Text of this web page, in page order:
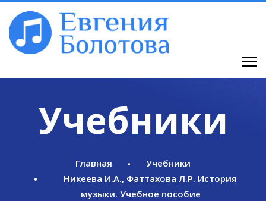
Учебники
Главная
Учебники
Никеева И.А., Фаттахова Л.Р. История
музыки. Учебное пособие